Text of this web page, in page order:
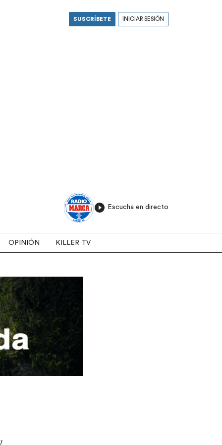
SUSCRÍBETE INICIAR SESIÓN
Escucha en directo
OPINIÓN KILLER TV